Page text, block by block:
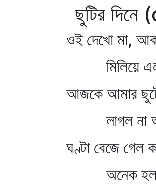
ছুটির
ওই দেখো মা,
মিলিয়ে
আজকে আমার
লাগল না
ঘণ্টা বেজে গেল
অনেক হল